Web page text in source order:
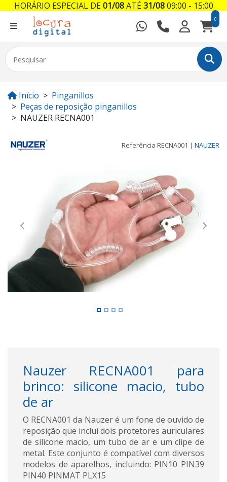
0
Início
Pinganillos
Peças de reposição pinganillos
NAUZER RECNA001
Referência RECNA001 | NAUZER
Previous Next
Nauzer RECNA001 para
brinco: silicone macio, tubo
de ar
O RECNA001 da Nauzer é um fone de ouvido de
reposição que inclui dois protetores auriculares
de silicone macio, um tubo de ar e um clipe de
metal. Este conjunto é compatível com diversos
modelos de aparelhos, incluindo: PIN10 PIN39
PIN40 PINMAT PLX15
HORÁRIO ESPECIAL DE01/08ATÉ31/0809:00 - 15:00